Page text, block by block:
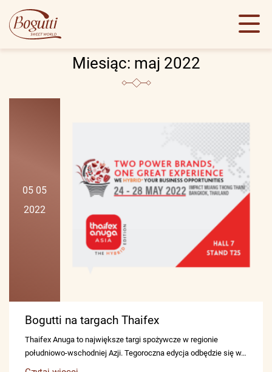
Miesiąc: maj 2022
05 05
2022
Bogutti na targach Thaifex
Thaifex Anuga to największe targi spożywcze w regionie
południowo-wschodniej Azji. Tegoroczna edycja odbędzie się w…